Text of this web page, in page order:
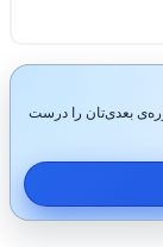
بعدی‌تان را درست